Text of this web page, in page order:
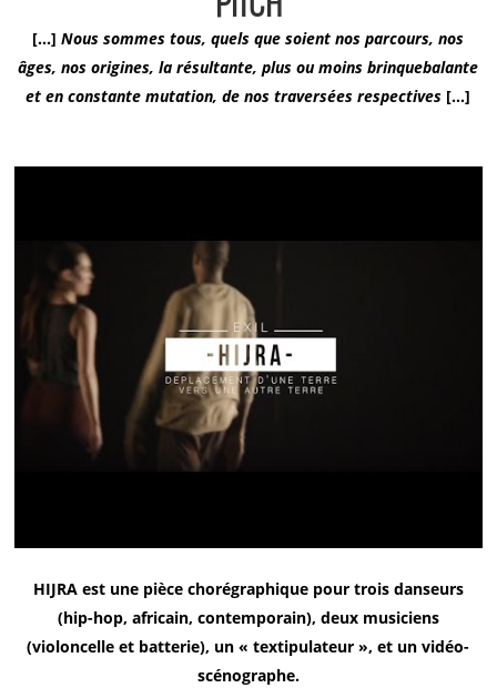
[…] Nous sommes tous, quels que soient nos parcours, nos
âges, nos origines, la résultante, plus ou moins brinquebalante
et en constante mutation, de nos traversées respectives […]
HIJRA est une pièce chorégraphique pour trois danseurs
(hip-hop, africain, contemporain), deux musiciens
(violoncelle et batterie), un « textipulateur », et un vidéo-
scénographe.